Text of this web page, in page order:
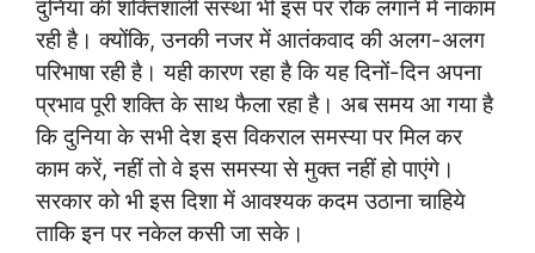
दुनिया की शक्तिशाली संस्था भी इस पर रोक लगाने में नाकाम
रही है। क्योंकि, उनकी नजर में आतंकवाद की अलग-अलग
परिभाषा रही है। यही कारण रहा है कि यह दिनों-दिन अपना
प्रभाव पूरी शक्ति के साथ फैला रहा है। अब समय आ गया है
कि दुनिया के सभी देश इस विकराल समस्या पर मिल कर
काम करें, नहीं तो वे इस समस्या से मुक्त नहीं हो पाएंगे।
सरकार को भी इस दिशा में आवश्यक कदम उठाना चाहिये
ताकि इन पर नकेल कसी जा सके।